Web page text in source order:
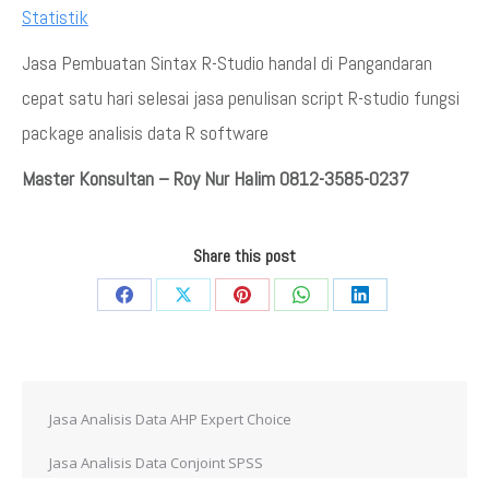
Statistik
Jasa Pembuatan Sintax R-Studio handal di Pangandaran
cepat satu hari selesai jasa penulisan script R-studio fungsi
package analisis data R software
Master Konsultan – Roy Nur Halim 0812-3585-0237
Share this post
Share
Share
Share
Share
Share
Jasa Analisis Data AHP Expert Choice
Jasa Analisis Data Conjoint SPSS